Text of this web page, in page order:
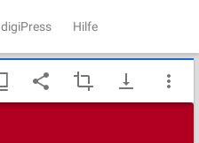
digiPress Hilfe